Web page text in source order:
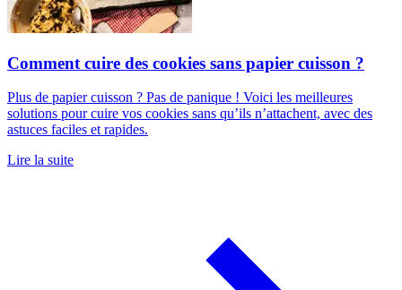
Comment cuire des cookies sans papier cuisson ?
Plus de papier cuisson ? Pas de panique ! Voici les meilleures
solutions pour cuire vos cookies sans qu’ils n’attachent, avec des
astuces faciles et rapides.
Lire la suite